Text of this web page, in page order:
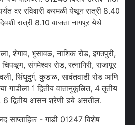
दर रविवारी करमळी येथून रात्री 8.40
रात्री 8.10 वाजता नागपूर येथे
शेगाव, भुसावळ, नाशिक रोड, इगतपुरी,
संगमेश्वर रोड, रत्नागिरी, राजापूर
सिंधुदुर्ग, कुडाळ, सावंतवाडी रोड आणि
गाडीला 1 द्वितीय वातानुकूलित, 4 तृतीय
6 द्वितीय आसन श्रेणी डबे असतील.
साप्ताहिक - गाडी 01247 विशेष